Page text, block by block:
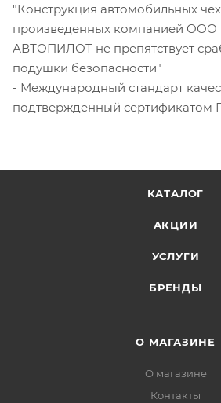
"Конструкция автомобильных
произведенных компанией ООО
АВТОПИЛОТ не препятствует
подушки безопасности"
- Международный стандарт
подтвержденный сертификатом
КАТАЛОГ
АКЦИИ
УСЛУГИ
БРЕНДЫ
О МАГАЗИНЕ
О магазине
Контакты